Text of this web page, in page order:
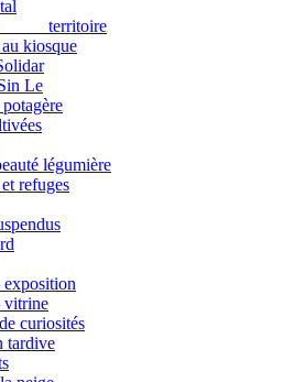
kiosque
Le
légumière
refuges
exposition
vitrine
curiosités
tardive